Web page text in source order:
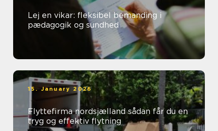
Lej en vikar: fleksibel bemanding i
pædagogik og sundhed
15. January 2026
Flyttefirma nordsjælland sådan får du en
tryg og effektiv flytning